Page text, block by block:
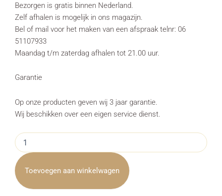
Bezorgen is gratis binnen Nederland.
Zelf afhalen is mogelijk in ons magazijn.
Bel of mail voor het maken van een afspraak telnr: 06
51107933
Maandag t/m zaterdag afhalen tot 21.00 uur.
Garantie
Op onze producten geven wij 3 jaar garantie.
Wij beschikken over een eigen service dienst.
Plantentafel
Breton
Beton
Met
Staal
75cm
Toevoegen aan winkelwagen